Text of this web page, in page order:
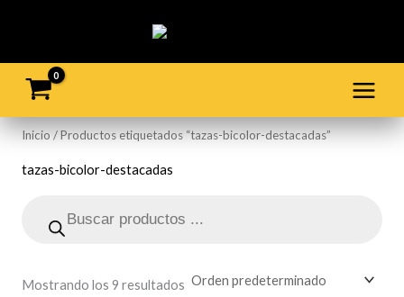
contenido
Inicio / Productos etiquetados “tazas-bicolor-destacadas”
tazas-bicolor-destacadas
productos
Mostrando los 9 resultados